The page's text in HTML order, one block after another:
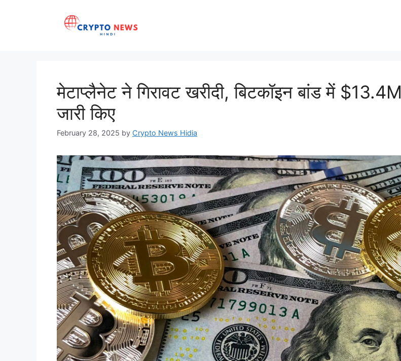
मेटाप्लैनेट ने गिरावट खरीदी, बिटकॉइन बांड में $13.4M
जारी किए
February 28, 2025 by Crypto News Hidia